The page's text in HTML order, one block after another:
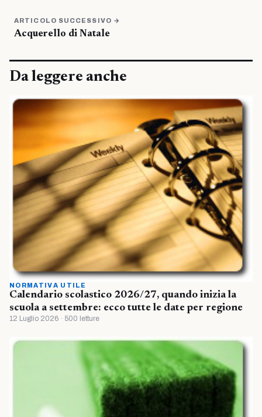
ARTICOLO SUCCESSIVO →
Acquerello di Natale
Da leggere anche
NORMATIVA UTILE
Calendario scolastico 2026/27, quando inizia la
scuola a settembre: ecco tutte le date per regione
12 Luglio 2026 · 500 letture